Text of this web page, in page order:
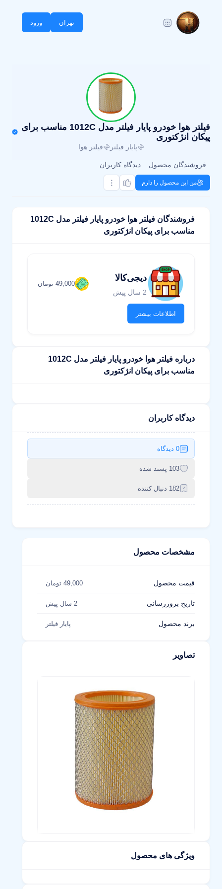
تهران ورود
فیلتر هوا خودرو پایار فیلتر مدل 1012C مناسب برای
پیکان انژکتوری
پایار فیلتر فیلتر هوا
فروشندگان محصول دیدگاه کاربران
من این محصول را دارم
فروشندگان فیلتر هوا خودرو پایار فیلتر مدل 1012C
مناسب برای پیکان انژکتوری
دیجی‌کالا
2 سال پیش
49,000 تومان
اطلاعات بیشتر
درباره فیلتر هوا خودرو پایار فیلتر مدل 1012C
مناسب برای پیکان انژکتوری
دیدگاه کاربران
0 دیدگاه
103 پسند شده
182 دنبال کننده
مشخصات محصول
قیمت محصول 49,000 تومان
تاریخ بروزرسانی 2 سال پیش
برند محصول پایار فیلتر
تصاویر
ویژگی های محصول